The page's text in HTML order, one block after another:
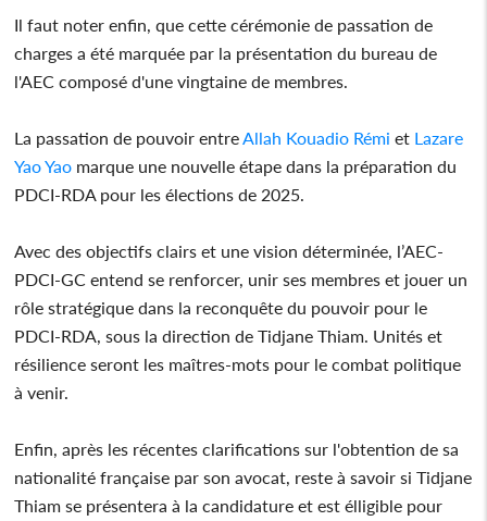
Il faut noter enfin, que cette cérémonie de passation de
charges a été marquée par la présentation du bureau de
l'AEC composé d'une vingtaine de membres.
La passation de pouvoir entre Allah Kouadio Rémi et Lazare
Yao Yao marque une nouvelle étape dans la préparation du
PDCI-RDA pour les élections de 2025.
Avec des objectifs clairs et une vision déterminée, l’AEC-
PDCI-GC entend se renforcer, unir ses membres et jouer un
rôle stratégique dans la reconquête du pouvoir pour le
PDCI-RDA, sous la direction de Tidjane Thiam. Unités et
résilience seront les maîtres-mots pour le combat politique
à venir.
Enfin, après les récentes clarifications sur l'obtention de sa
nationalité française par son avocat, reste à savoir si Tidjane
Thiam se présentera à la candidature et est élligible pour